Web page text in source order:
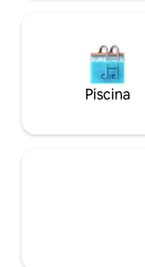
Piscina